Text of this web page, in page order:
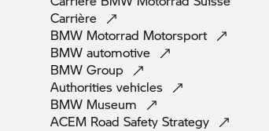
Carrière
BMW Motorrad Motorsport
BMW automotive
BMW Group
Authorities vehicles
BMW Museum
ACEM Road Safety Strategy